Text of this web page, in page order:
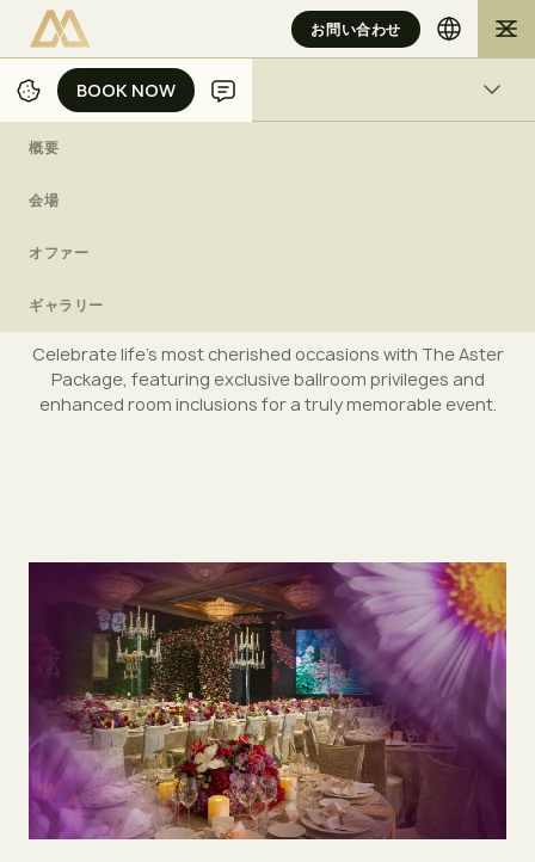
BOOK NOW
BOOK NOW
アクティビティ
概要
会場
オファー
ギャラリー
お問い合わせ
ホーム
Celebrate life’s most cherished occasions with The Aster
Package, featuring exclusive ballroom privileges and
enhanced room inclusions for a truly memorable event.